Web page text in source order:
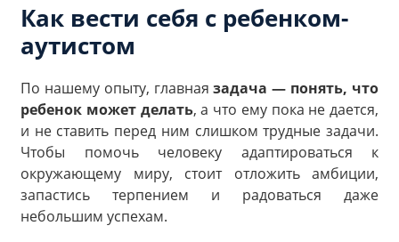
Как вести себя с ребенком-
аутистом
По нашему опыту, главнаязадача — понять, что
ребенок может делать, а что ему пока не дается,
и не ставить перед ним слишком трудные задачи.
Чтобы помочь человеку адаптироваться к
окружающему миру, стоит отложить амбиции,
запастись терпением и радоваться даже
небольшим успехам.